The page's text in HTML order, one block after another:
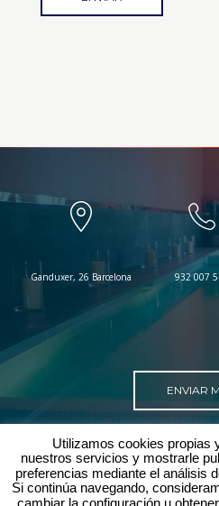
Ganduxer, 26 Barcelona 932 007
ENVIAR
Utilizamos cookies propias
nuestros servicios y mostrarle
preferencias mediante el análisis
Si continúa navegando,
cambiar la configuración u